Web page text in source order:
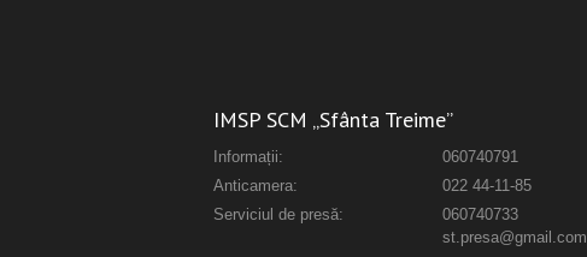
IMSP SCM „Sfânta Treime”
Informații:
060740791
Anticamera:
022 44-11-85
Serviciul de presă:
060740733
st.presa@gmail.com